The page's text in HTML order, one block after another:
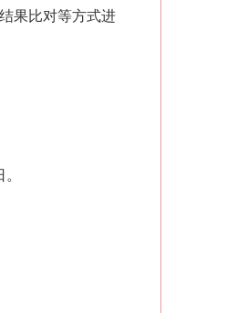
果比对等方式进